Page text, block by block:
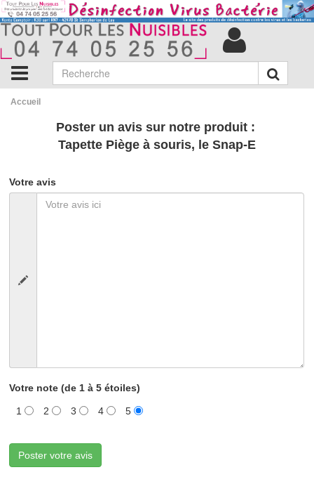
Accueil
Poster un avis sur notre produit :
Tapette Piège à souris, le Snap-E
Votre avis
Votre note (de 1 à 5 étoiles)
1 2 3 4 5
Poster votre avis